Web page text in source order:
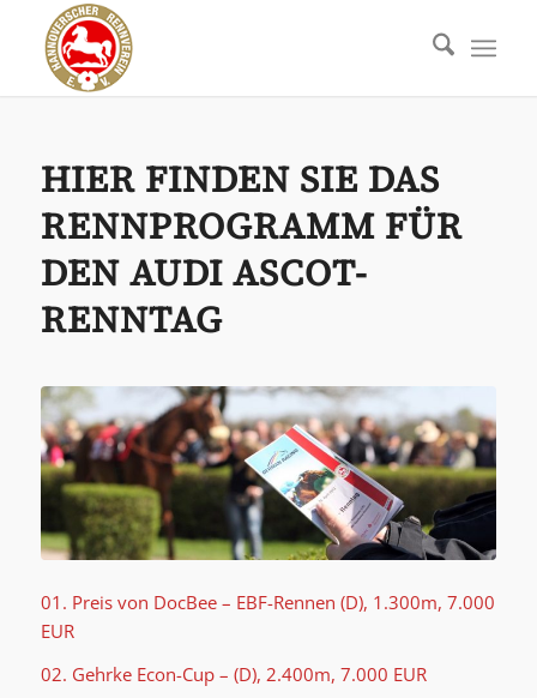
HIER FINDEN SIE DAS
RENNPROGRAMM FÜR
DEN AUDI ASCOT-
RENNTAG
01. Preis von DocBee – EBF-Rennen (D), 1.300m, 7.000
EUR
02. Gehrke Econ-Cup – (D), 2.400m, 7.000 EUR